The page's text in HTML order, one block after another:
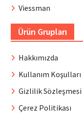
Viessman
Ürün Grupları
Hakkımızda
Kullanım Koşulları
Gizlilik Sözleşmesi
Çerez Politikası